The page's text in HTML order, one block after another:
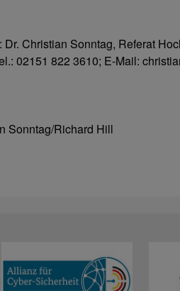
Dr. Christian Sonntag, Referat
02151 822 3610; E-Mail:
Sonntag/Richard Hill